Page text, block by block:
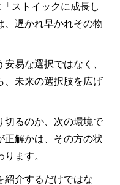
ストイックに成長し
、遅かれ早かれその物
易な選択ではなく、
、未来の選択肢を広げ
切るのか、次の環境で
正解かは、その方の状
ます。
紹介するだけではな